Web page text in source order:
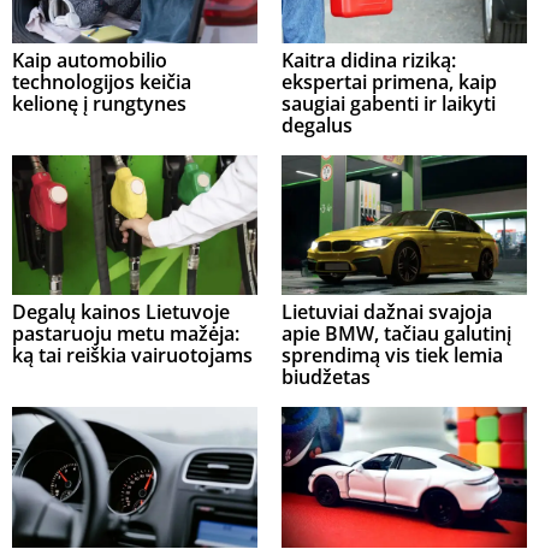
Kaip automobilio
technologijos keičia
kelionę į rungtynes
Kaitra didina riziką:
ekspertai primena, kaip
saugiai gabenti ir laikyti
degalus
Degalų kainos Lietuvoje
pastaruoju metu mažėja:
ką tai reiškia vairuotojams
Lietuviai dažnai svajoja
apie BMW, tačiau galutinį
sprendimą vis tiek lemia
biudžetas